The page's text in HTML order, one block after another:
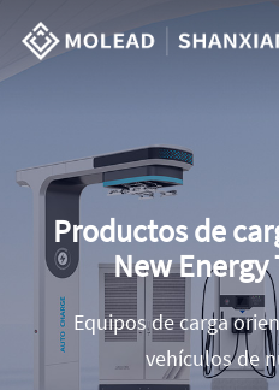
Productos de
New
Equipos de carga
vehículos de